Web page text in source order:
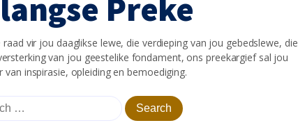
Preke
vir jou daaglikse lewe, die verdieping van jou gebedslewe, die
van jou geestelike fondament, ons preekargief sal jou
van inspirasie, opleiding en bemoediging.